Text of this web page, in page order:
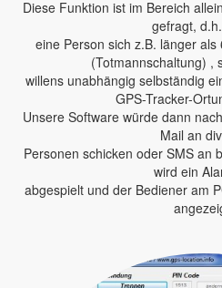
Diese Funktion ist im Bereich
gefragt,
eine Person sich z.B. länger
(Totmannschaltung) ,
willens unabhängig selbständig
GPS-Tracker-
Unsere Software würde dann
Mail an
Personen schicken oder SMS an
wird ein
abgespielt und der Bediener am